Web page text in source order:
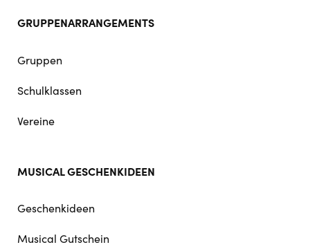
GRUPPENARRANGEMENTS
Gruppen
Schulklassen
Vereine
MUSICAL GESCHENKIDEEN
Geschenkideen
Musical Gutschein